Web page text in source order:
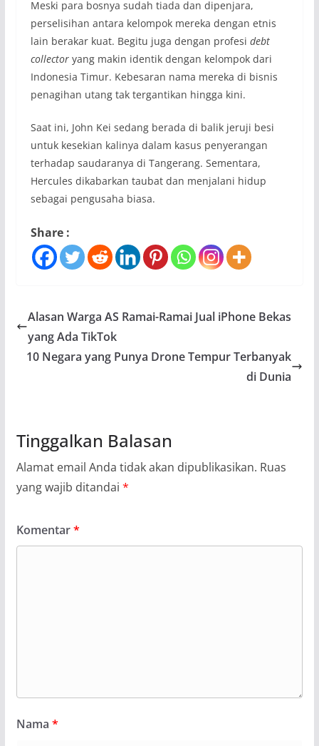
Meski para bosnya sudah tiada dan dipenjara,
perselisihan antara kelompok mereka dengan etnis
lain berakar kuat. Begitu juga dengan profesi debt
collectoryang makin identik dengan kelompok dari
Indonesia Timur. Kebesaran nama mereka di bisnis
penagihan utang tak tergantikan hingga kini.
Saat ini, John Kei sedang berada di balik jeruji besi
untuk kesekian kalinya dalam kasus penyerangan
terhadap saudaranya di Tangerang. Sementara,
Hercules dikabarkan taubat dan menjalani hidup
sebagai pengusaha biasa.
Share :
Alasan Warga AS Ramai-Ramai Jual iPhone Bekas
yang Ada TikTok
10 Negara yang Punya Drone Tempur Terbanyak
di Dunia
Tinggalkan Balasan
Alamat email Anda tidak akan dipublikasikan. Ruas
yang wajib ditandai *
Komentar*
Nama *